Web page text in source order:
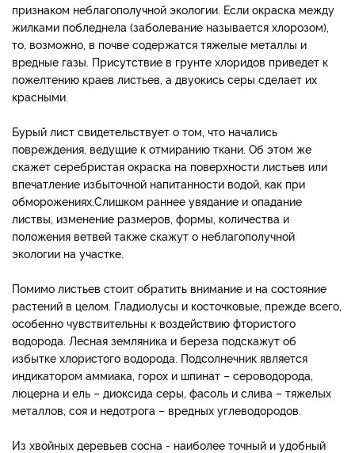
признаком неблагополучной экологии. Если окраска между
жилками побледнела (заболевание называется хлорозом),
то, возможно, в почве содержатся тяжелые металлы и
вредные газы. Присутствие в грунте хлоридов приведет к
пожелтению краев листьев, а двуокись серы сделает их
красными.
Бурый лист свидетельствует о том, что начались
повреждения, ведущие к отмиранию ткани. Об этом же
скажет серебристая окраска на поверхности листьев или
впечатление избыточной напитанности водой, как при
обморожениях.Слишком раннее увядание и опадание
листвы, изменение размеров, формы, количества и
положения ветвей также скажут о неблагополучной
экологии на участке.
Помимо листьев стоит обратить внимание и на состояние
растений в целом. Гладиолусы и косточковые, прежде всего,
особенно чувствительны к воздействию фтористого
водорода. Лесная земляника и береза подскажут об
избытке хлористого водорода. Подсолнечник является
индикатором аммиака, горох и шпинат – сероводорода,
люцерна и ель – диоксида серы, фасоль и слива – тяжелых
металлов, соя и недотрога – вредных углеводородов.
Из хвойных деревьев сосна - наиболее точный и удобный